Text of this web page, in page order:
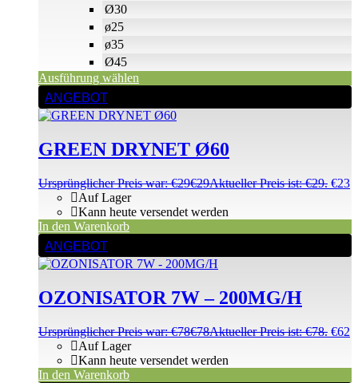
Ø30
ø25
ø35
Ø45
Ausführung wählen
ANGEBOT
GREEN DRYNET Ø60
Ursprünglicher Preis war: €29€29Aktueller Preis ist: €29. €23
Auf Lager
Kann heute versendet werden
In den Warenkorb
ANGEBOT
OZONISATOR 7W – 200MG/H
Ursprünglicher Preis war: €78€78Aktueller Preis ist: €78. €62
Auf Lager
Kann heute versendet werden
In den Warenkorb